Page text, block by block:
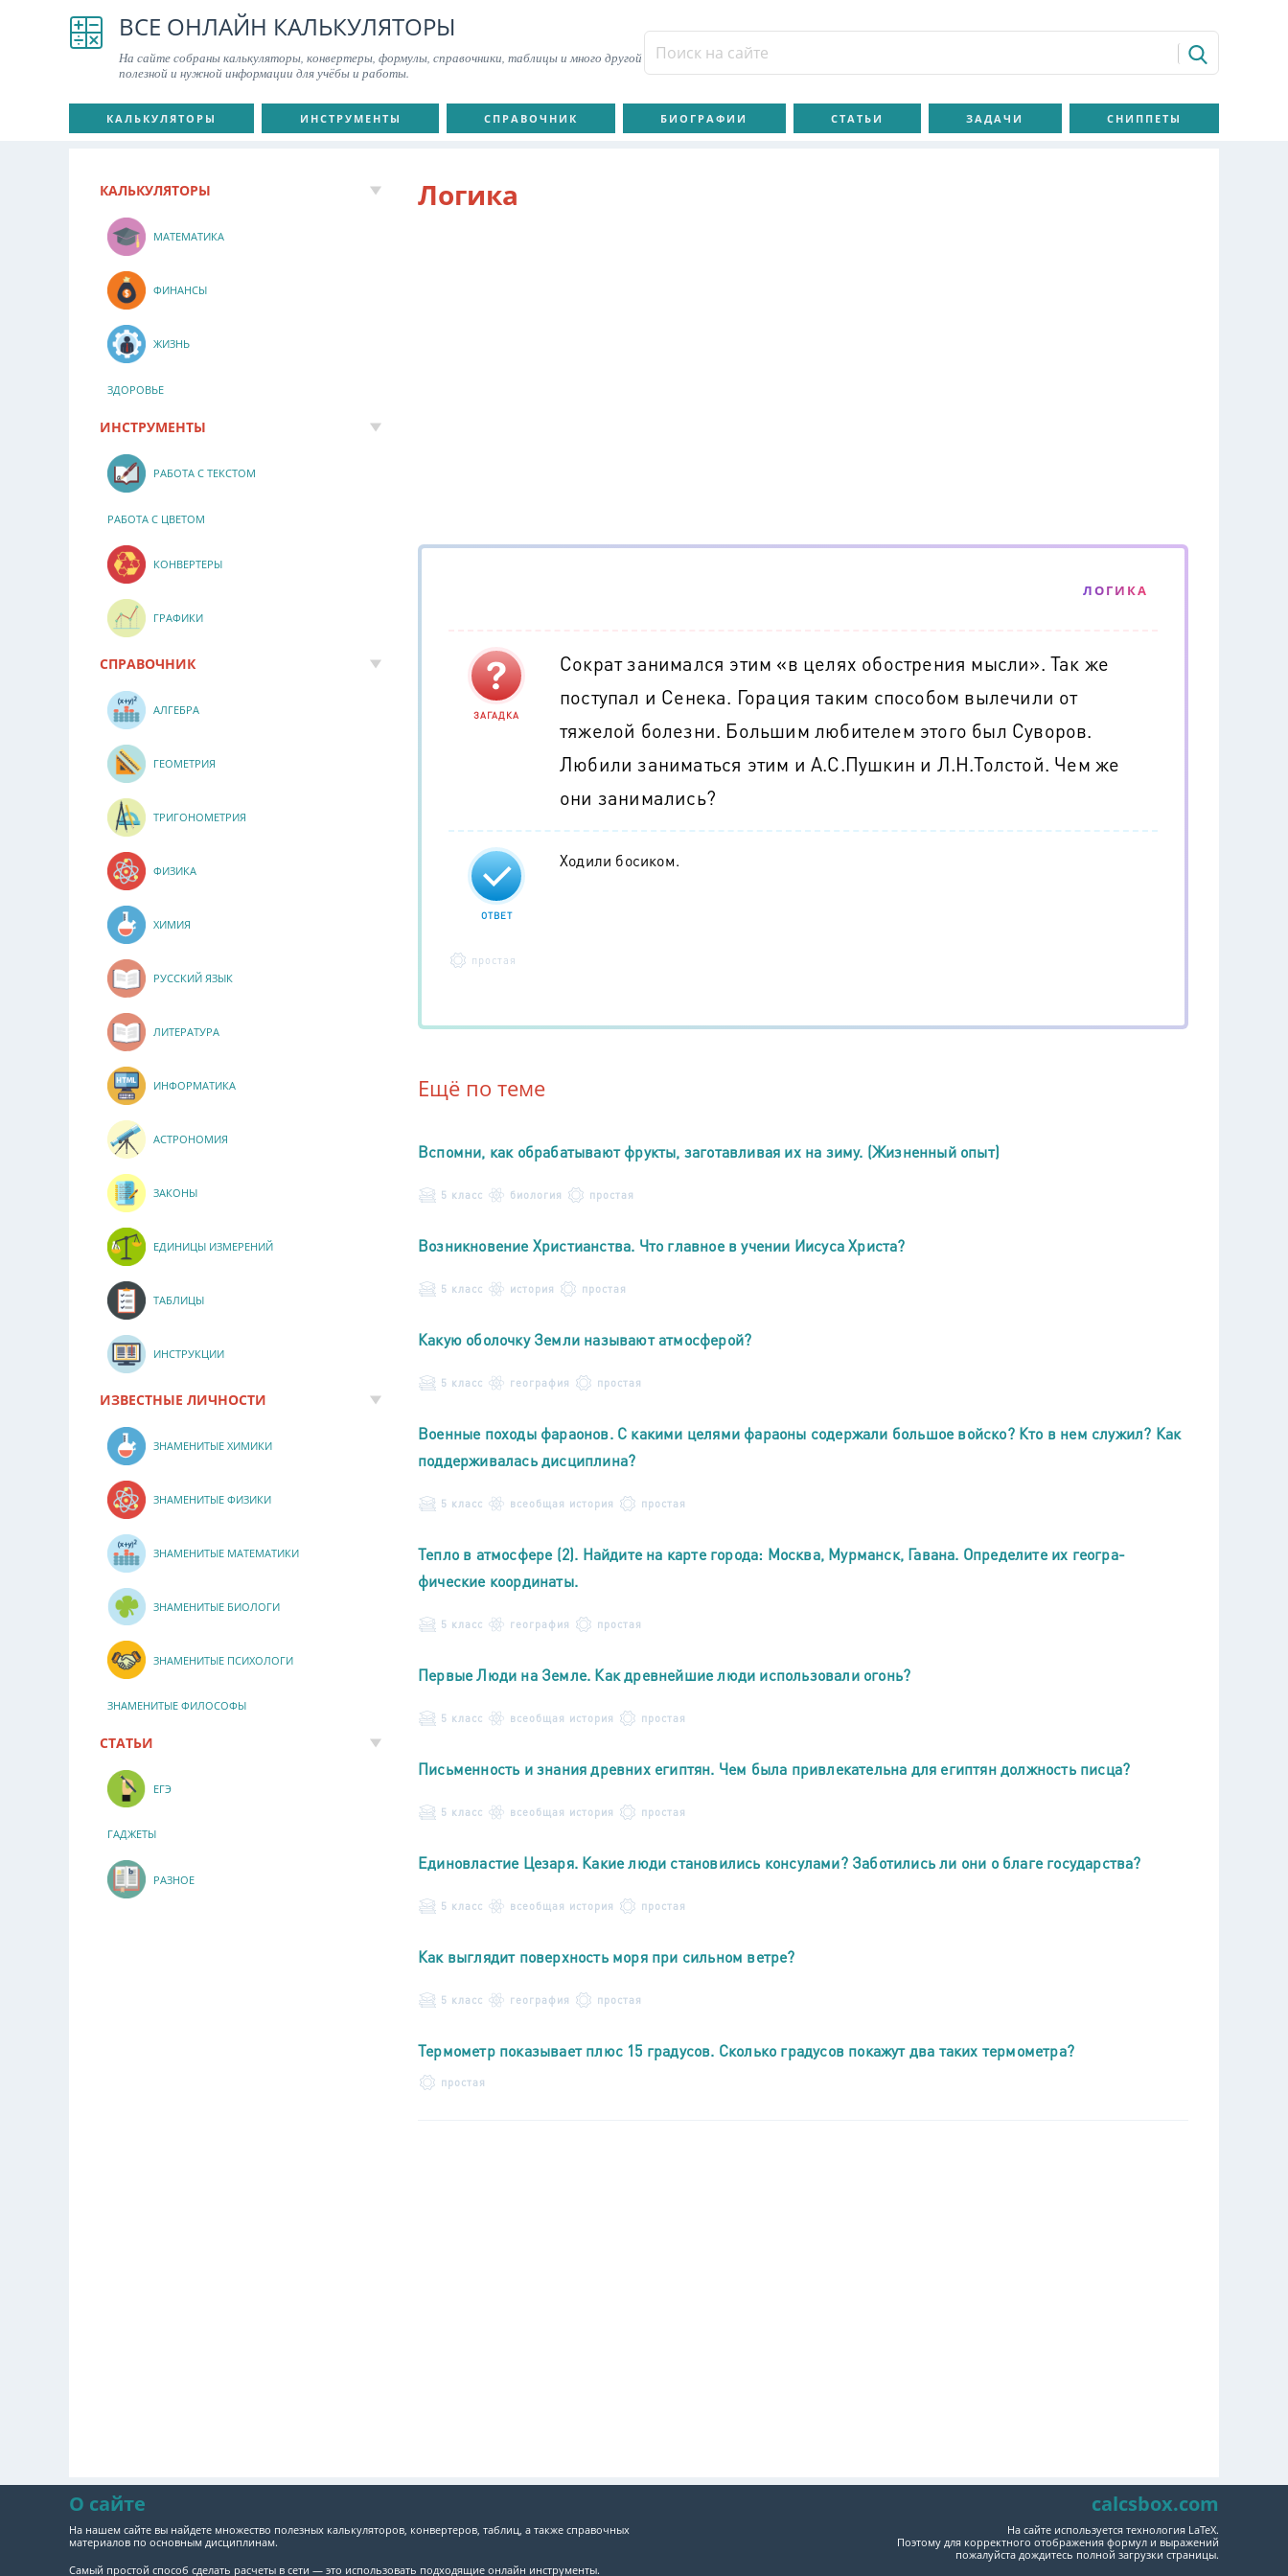
ВСЕ ОНЛАЙН КАЛЬКУЛЯТОРЫ
На сайте собраны калькуляторы, конвертеры, формулы, справочники, таблицы и много другой
полезной и нужной информации для учёбы и работы.
КАЛЬКУЛЯТОРЫ ИНСТРУМЕНТЫ СПРАВОЧНИК БИОГРАФИИ СТАТЬИ ЗАДАЧИ СНИППЕТЫ
Логика
ЛОГИКА
ЗАГАДКА
Сократ занимался этим «в целях обострения мысли». Так же
поступал и Сенека. Горация таким способом вылечили от
тяжелой болезни. Большим любителем этого был Суворов.
Любили заниматься этим и А.С.Пушкин и Л.Н.Толстой. Чем же
они занимались?
ОТВЕТ
Ходили босиком.
простая
Ещё по теме
Вспомни, как обрабатывают фрукты, заготавливая их на зиму. (Жизненный опыт)
5 класс биология простая
Возникновение Христианства. Что главное в учении Иисуса Христа?
5 класс история простая
Какую оболочку Земли называют атмосферой?
5 класс география простая
Военные походы фараонов. С какими целями фараоны содержали большое войско? Кто в нем служил? Как
поддерживалась дисциплина?
5 класс всеобщая история простая
Тепло в атмосфере (2). Найдите на карте города: Москва, Мурманск, Гавана. Определите их геогра-
фические координаты.
5 класс география простая
Первые Люди на Земле. Как древнейшие люди использовали огонь?
5 класс всеобщая история простая
Письменность и знания древних египтян. Чем была привлекательна для египтян должность писца?
5 класс всеобщая история простая
Единовластие Цезаря. Какие люди становились консулами? Заботились ли они о благе государства?
5 класс всеобщая история простая
Как выглядит поверхность моря при сильном ветре?
5 класс география простая
Термометр показывает плюс 15 градусов. Сколько градусов покажут два таких термометра?
простая
КАЛЬКУЛЯТОРЫ
МАТЕМАТИКА
ФИНАНСЫ
ЖИЗНЬ
ЗДОРОВЬЕ
ИНСТРУМЕНТЫ
РАБОТА С ТЕКСТОМ
РАБОТА С ЦВЕТОМ
КОНВЕРТЕРЫ
ГРАФИКИ
СПРАВОЧНИК
АЛГЕБРА
ГЕОМЕТРИЯ
ТРИГОНОМЕТРИЯ
ФИЗИКА
ХИМИЯ
РУССКИЙ ЯЗЫК
ЛИТЕРАТУРА
ИНФОРМАТИКА
АСТРОНОМИЯ
ЗАКОНЫ
ЕДИНИЦЫ ИЗМЕРЕНИЙ
ТАБЛИЦЫ
ИНСТРУКЦИИ
ИЗВЕСТНЫЕ ЛИЧНОСТИ
ЗНАМЕНИТЫЕ ХИМИКИ
ЗНАМЕНИТЫЕ ФИЗИКИ
ЗНАМЕНИТЫЕ МАТЕМАТИКИ
ЗНАМЕНИТЫЕ БИОЛОГИ
ЗНАМЕНИТЫЕ ПСИХОЛОГИ
ЗНАМЕНИТЫЕ ФИЛОСОФЫ
СТАТЬИ
ЕГЭ
ГАДЖЕТЫ
РАЗНОЕ
О сайте
На нашем сайте вы найдете множество полезных калькуляторов, конвертеров, таблиц, а также справочных
материалов по основным дисциплинам.
Самый простой способ сделать расчеты в сети — это использовать подходящие онлайн инструменты.
calcsbox.com
На сайте используется технология LaTeX.
Поэтому для корректного отображения формул и выражений
пожалуйста дождитесь полной загрузки страницы.